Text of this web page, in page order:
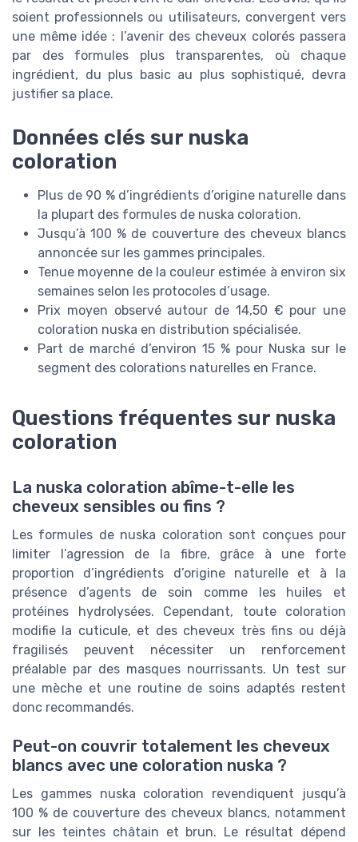
soient professionnels ou utilisateurs, convergent vers
une même idée : l’avenir des cheveux colorés passera
par des formules plus transparentes, où chaque
ingrédient, du plus basic au plus sophistiqué, devra
justifier sa place.
Données clés sur nuska
coloration
Plus de 90 % d’ingrédients d’origine naturelle dans
la plupart des formules de nuska coloration.
Jusqu’à 100 % de couverture des cheveux blancs
annoncée sur les gammes principales.
Tenue moyenne de la couleur estimée à environ six
semaines selon les protocoles d’usage.
Prix moyen observé autour de 14,50 € pour une
coloration nuska en distribution spécialisée.
Part de marché d’environ 15 % pour Nuska sur le
segment des colorations naturelles en France.
Questions fréquentes sur nuska
coloration
La nuska coloration abîme-t-elle les
cheveux sensibles ou fins ?
Les formules de nuska coloration sont conçues pour
limiter l’agression de la fibre, grâce à une forte
proportion d’ingrédients d’origine naturelle et à la
présence d’agents de soin comme les huiles et
protéines hydrolysées. Cependant, toute coloration
modifie la cuticule, et des cheveux très fins ou déjà
fragilisés peuvent nécessiter un renforcement
préalable par des masques nourrissants. Un test sur
une mèche et une routine de soins adaptés restent
donc recommandés.
Peut-on couvrir totalement les cheveux
blancs avec une coloration nuska ?
Les gammes nuska coloration revendiquent jusqu’à
100 % de couverture des cheveux blancs, notamment
sur les teintes châtain et brun. Le résultat dépend